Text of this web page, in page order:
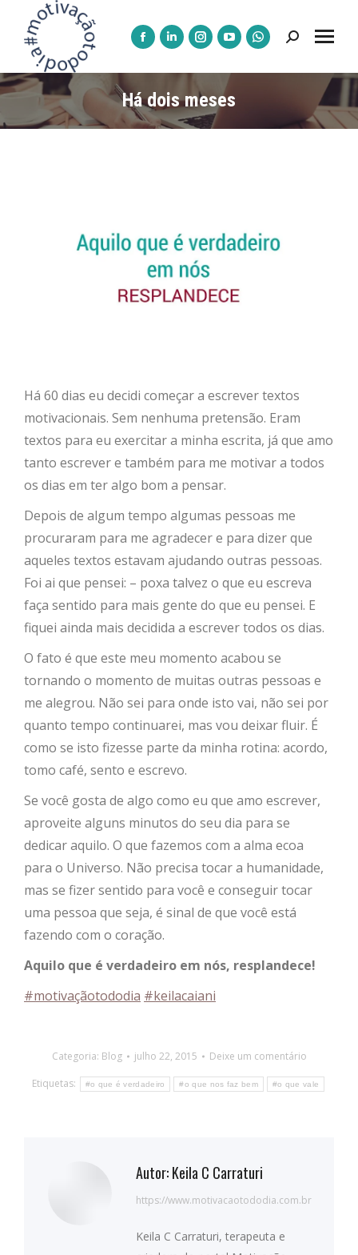
A
página
Facebook
abre
A
página
LinkedIn
abre
A
página
Instagram
abre
A
página
YouTube
A
página
Pesquisar:
Há dois meses
Há 60 dias eu decidi começar a escrever textos
motivacionais. Sem nenhuma pretensão. Eram
textos para eu exercitar a minha escrita, já que amo
tanto escrever e também para me motivar a todos
os dias em ter algo bom a pensar.
Depois de algum tempo algumas pessoas me
procuraram para me agradecer e para dizer que
aqueles textos estavam ajudando outras pessoas.
Foi ai que pensei: – poxa talvez o que eu escreva
faça sentido para mais gente do que eu pensei. E
fiquei ainda mais decidida a escrever todos os dias.
O fato é que este meu momento acabou se
tornando o momento de muitas outras pessoas e
me alegrou. Não sei para onde isto vai, não sei por
quanto tempo continuarei, mas vou deixar fluir. É
como se isto fizesse parte da minha rotina: acordo,
tomo café, sento e escrevo.
Se você gosta de algo como eu que amo escrever,
aproveite alguns minutos do seu dia para se
dedicar aquilo. O que fazemos com a alma ecoa
para o Universo. Não precisa tocar a humanidade,
mas se fizer sentido para você e conseguir tocar
uma pessoa que seja, é sinal de que você está
fazendo com o coração.
Aquilo que é verdadeiro em nós, resplandece!
#‎motivaçãotododia‬ #‎keilacaiani‬
Categoria: Blog julho 22, 2015
Deixe um comentário
Etiquetas:
#o que é verdadeiro #o que nos faz bem #o que vale
Autor:Keila C Carraturi
https://www.motivacaotododia.com.br
Keila C Carraturi, terapeuta e